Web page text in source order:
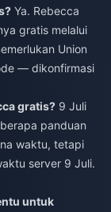
Ya. Rebecca
gratis melalui
Union
— dikonfirmasi
gratis? 9 Juli
panduan
waktu, tetapi
server 9 Juli.
untuk